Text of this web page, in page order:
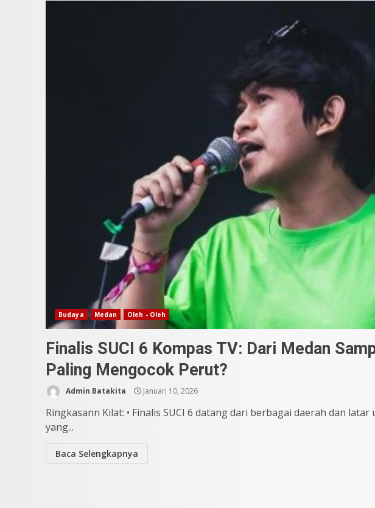
Budaya Medan Oleh - Oleh
Finalis SUCI 6 Kompas TV: Dari Medan
Paling Mengocok Perut?
Admin Batakita Januari 10, 2026
Ringkasann Kilat: • Finalis SUCI 6 datang dari berbagai daerah dan
yang...
Baca Selengkapnya